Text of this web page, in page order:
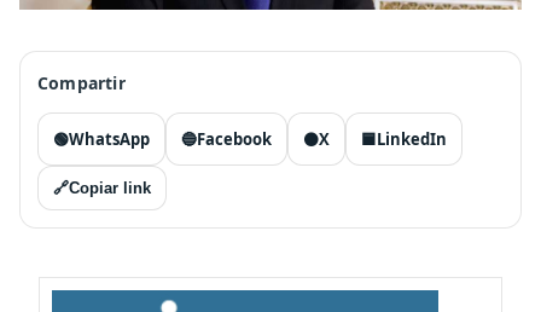
Compartir
🟢WhatsApp 🔵Facebook ⚫X 🟦LinkedIn
🔗Copiar link